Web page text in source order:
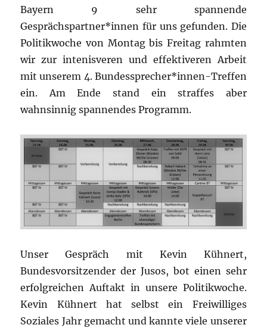
Bayern 9 sehr spannende
Gesprächspartner*innen für uns gefunden. Die
Politikwoche von Montag bis Freitag rahmten
wir zur intenisveren und effektiveren Arbeit
mit unserem 4. Bundessprecher*innen-Treffen
ein. Am Ende stand ein straffes aber
wahnsinnig spannendes Programm.
Unser Gespräch mit Kevin Kühnert,
Bundesvorsitzender der Jusos, bot einen sehr
erfolgreichen Auftakt in unsere Politikwoche.
Kevin Kühnert hat selbst ein Freiwilliges
Soziales Jahr gemacht und kannte viele unserer